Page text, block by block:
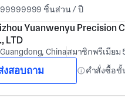
99999999 ชิ้นส่วน / ปี
Yuanwenyu Precision
LTD
Chinaสมาชิกพรีเมียม
งสอบถาม คำสั่งซื้อขั้